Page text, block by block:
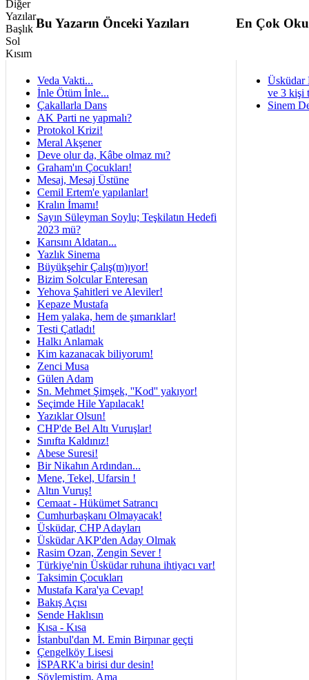
Bu Yazarın Önceki Yazıları En Çok
Veda Vakti...
İnle Ötüm İnle...
Çakallarla Dans
AK Parti ne yapmalı?
Protokol Krizi!
Meral Akşener
Deve olur da, Kâbe olmaz mı?
Graham'ın Çocukları!
Mesaj, Mesaj Üstüne
Cemil Ertem'e yapılanlar!
Kralın İmamı!
Sayın Süleyman Soylu; Teşkilatın Hedefi
2023 mü?
Karısını Aldatan...
Yazlık Sinema
Büyükşehir Çalış(m)ıyor!
Bizim Solcular Enteresan
Yehova Şahitleri ve Aleviler!
Kepaze Mustafa
Hem yalaka, hem de şımarıklar!
Testi Çatladı!
Halkı Anlamak
Kim kazanacak biliyorum!
Zenci Musa
Gülen Adam
Sn. Mehmet Şimşek, ''Kod'' yakıyor!
Seçimde Hile Yapılacak!
Yazıklar Olsun!
CHP'de Bel Altı Vuruşlar!
Sınıfta Kaldınız!
Abese Suresi!
Bir Nikahın Ardından...
Mene, Tekel, Ufarsin !
Altın Vuruş!
Cemaat - Hükümet Satrancı
Cumhurbaşkanı Olmayacak!
Üsküdar, CHP Adayları
Üsküdar AKP'den Aday Olmak
Rasim Ozan, Zengin Sever !
Türkiye'nin Üsküdar ruhuna ihtiyacı var!
Taksimin Çocukları
Mustafa Kara'ya Cevap!
Bakış Açısı
Sende Haklısın
Kısa - Kısa
İstanbul'dan M. Emin Birpınar geçti
Çengelköy Lisesi
İSPARK'a birisi dur desin!
Söylemiştim, Ama
Üsküdar
ve 3 kişi
Sinem